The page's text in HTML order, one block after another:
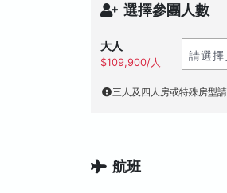
選擇參團人數
大人
$109,900/人
三人及四人房或特殊房型
航班